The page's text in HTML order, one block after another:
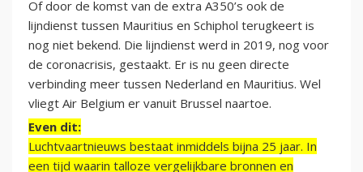
Of door de komst van de extra A350’s ook de
lijndienst tussen Mauritius en Schiphol terugkeert is
nog niet bekend. Die lijndienst werd in 2019, nog voor
de coronacrisis, gestaakt. Er is nu geen directe
verbinding meer tussen Nederland en Mauritius. Wel
vliegt Air Belgium er vanuit Brussel naartoe.
Even dit:
Luchtvaartnieuws bestaat inmiddels bijna 25 jaar. In
een tijd waarin talloze vergelijkbare bronnen en